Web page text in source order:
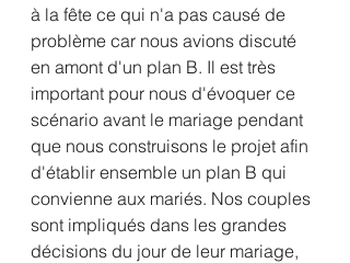
à la fête ce qui n'a pas causé de
problème car nous avions discuté
en amont d'un plan B. Il est très
important pour nous d'évoquer ce
scénario avant le mariage pendant
que nous construisons le projet afin
d'établir ensemble un plan B qui
convienne aux mariés. Nos couples
sont impliqués dans les grandes
décisions du jour de leur mariage,